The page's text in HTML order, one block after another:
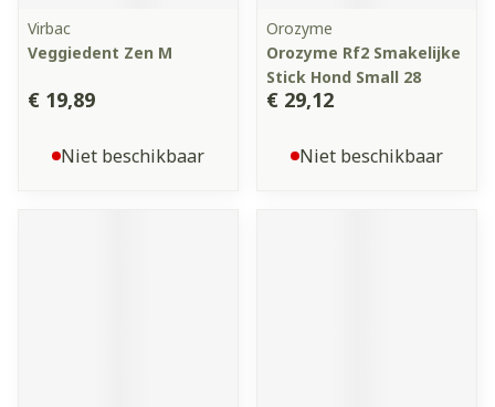
Virbac
Veggiedent Zen M
€ 19,89
Niet beschikbaar
Orozyme
Orozyme Rf2 Smakelijke
Stick Hond Small 28
€ 29,12
Niet beschikbaar